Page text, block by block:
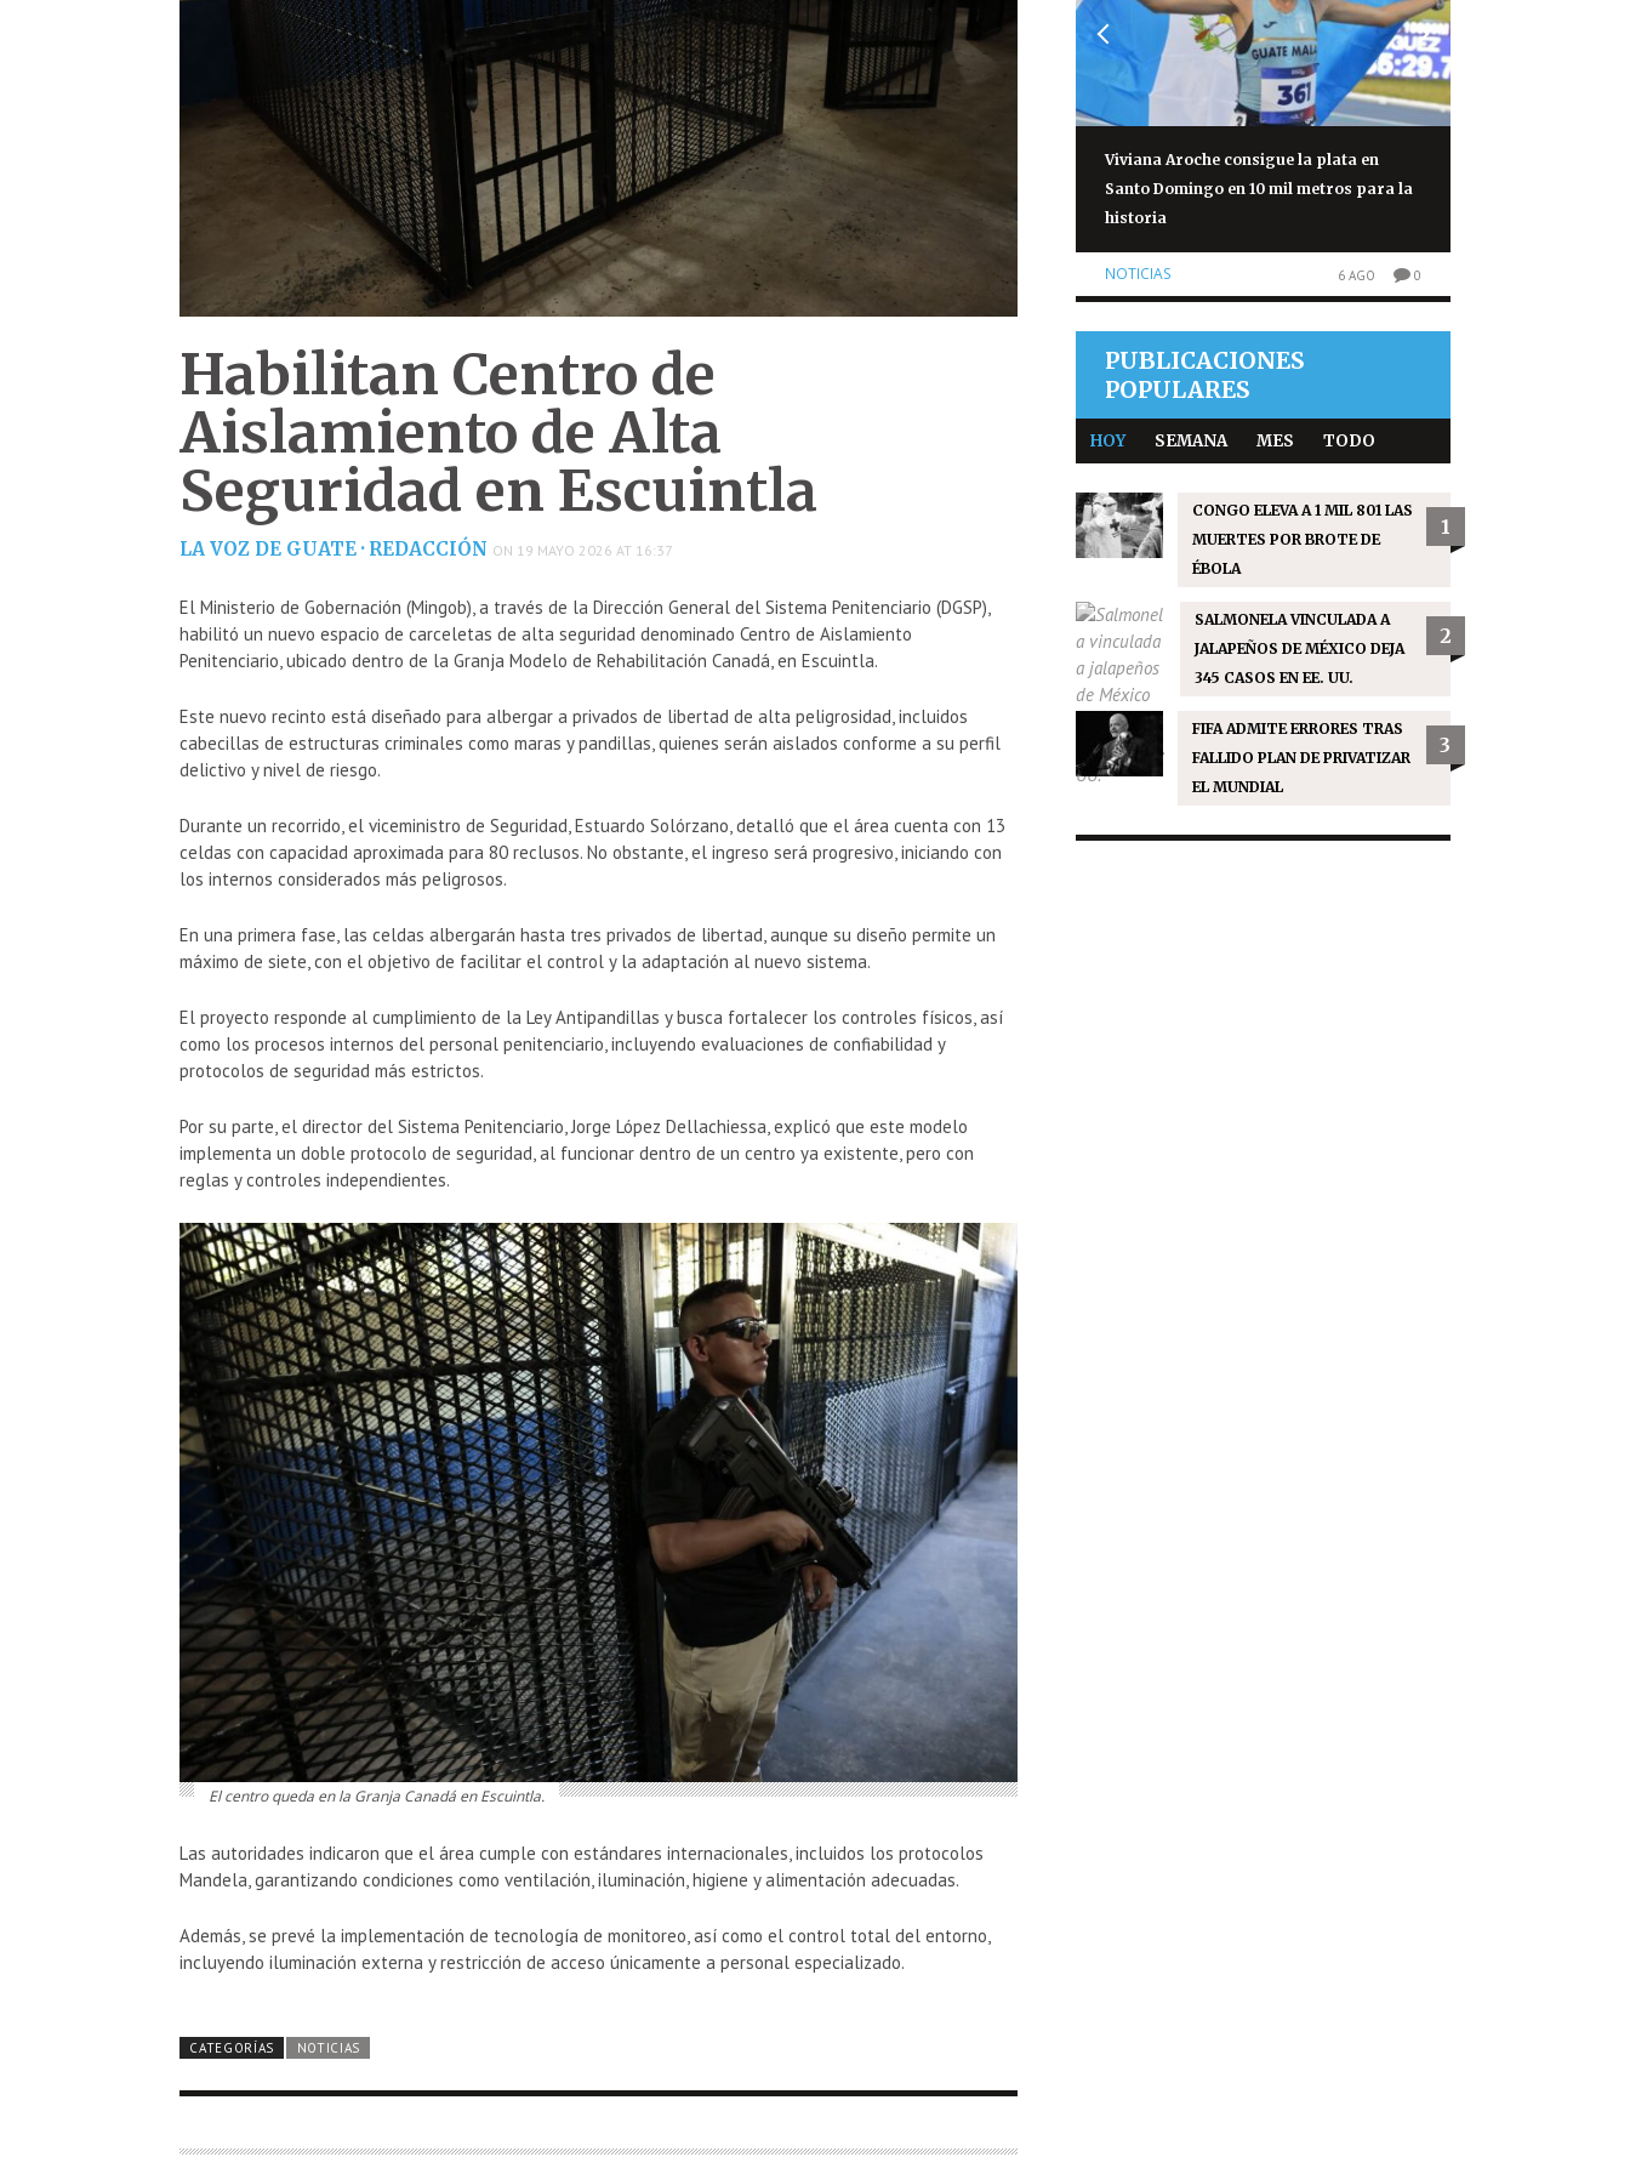
Habilitan Centro de
Aislamiento de Alta
Seguridad en Escuintla
LA VOZ DE GUATE · REDACCIÓN ON 19 MAYO 2026 AT 16:37
El Ministerio de Gobernación (Mingob), a través de la Dirección General del Sistema Penitenciario (DGSP),
habilitó un nuevo espacio de carceletas de alta seguridad denominado Centro de Aislamiento
Penitenciario, ubicado dentro de la Granja Modelo de Rehabilitación Canadá, en Escuintla.
Este nuevo recinto está diseñado para albergar a privados de libertad de alta peligrosidad, incluidos
cabecillas de estructuras criminales como maras y pandillas, quienes serán aislados conforme a su perfil
delictivo y nivel de riesgo.
Durante un recorrido, el viceministro de Seguridad,Estuardo Solórzano, detalló que el área cuenta con 13
celdas con capacidad aproximada para 80 reclusos. No obstante, el ingreso será progresivo, iniciando con
los internos considerados más peligrosos.
En una primera fase, las celdas albergarán hasta tres privados de libertad, aunque su diseño permite un
máximo de siete, con el objetivo de facilitar el control y la adaptación al nuevo sistema.
El proyecto responde al cumplimiento de la Ley Antipandillas y busca fortalecer los controles físicos, así
como los procesos internos del personal penitenciario, incluyendo evaluaciones de confiabilidad y
protocolos de seguridad más estrictos.
Por su parte, el director del Sistema Penitenciario,Jorge López Dellachiessa, explicó que este modelo
implementa un doble protocolo de seguridad, al funcionar dentro de un centro ya existente, pero con
reglas y controles independientes.
El centro queda en la Granja Canadá en Escuintla.
Las autoridades indicaron que el área cumple con estándares internacionales, incluidos los protocolos
Mandela, garantizando condiciones como ventilación, iluminación, higiene y alimentación adecuadas.
Además, se prevé la implementación de tecnología de monitoreo, así como el control total del entorno,
incluyendo iluminación externa y restricción de acceso únicamente a personal especializado.
CATEGORÍAS NOTICIAS
Viviana Aroche consigue la plata en
Santo Domingo en 10 mil metros para la
historia
NOTICIAS 6 AGO 0
FIFA admite errores tras fallido plan de
privatizar el Mundial
NOTICIAS
PUBLICACIONES
POPULARES
HOY SEMANA MES TODO
CONGO ELEVA A 1 MIL 801 LAS
MUERTES POR BROTE DE
ÉBOLA
1
SALMONELA VINCULADA A
JALAPEÑOS DE MÉXICO DEJA
345 CASOS EN EE. UU.
2
FIFA ADMITE ERRORES TRAS
FALLIDO PLAN DE PRIVATIZAR
EL MUNDIAL
3